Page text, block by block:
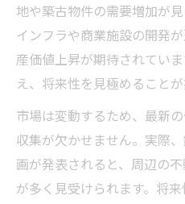
地や築古物件の需要増加が
インフラや商業施設の開発
産価値上昇が期待されてい
え、将来性を見極めること
市場は変動するため、最新
収集が欠かせません。実際
画が発表されると、周辺の
が多く見受けられます。将